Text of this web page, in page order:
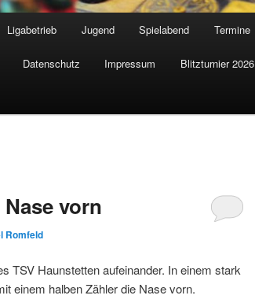
Ligabetrieb Jugend Spielabend Termine
Datenschutz Impressum Blitzturnier 2026
vorn
Romfeld
TSV Haunstetten aufeinander. In einem stark
einem halben Zähler die Nase vorn.